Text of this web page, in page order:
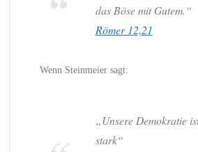
das Böse mit Gutem.“
Römer 12,21
Wenn Steinmeier sagt:
„Unsere Demokratie
stark“